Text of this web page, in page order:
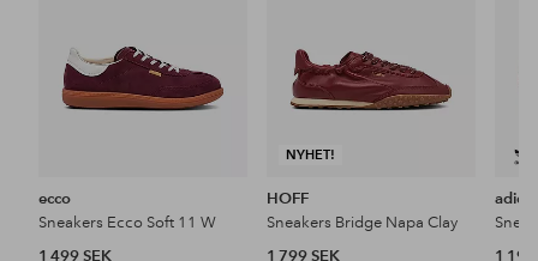
ecco
Sneakers Ecco Soft 11 W
1 499 SEK
NYHET!
HOFF
Sneakers Bridge Napa Clay
1 799 SEK
1 199